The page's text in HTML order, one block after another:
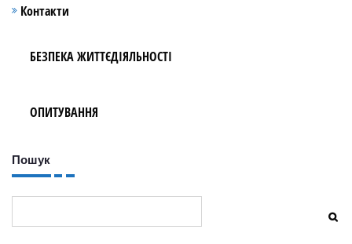
Контакти
БЕЗПЕКА ЖИТТЄДІЯЛЬНОСТІ
ОПИТУВАННЯ
Пошук